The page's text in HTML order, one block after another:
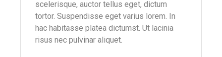
scelerisque, auctor tellus eget, dictum
tortor. Suspendisse eget varius lorem. In
hac habitasse platea dictumst. Ut lacinia
risus nec pulvinar aliquet.